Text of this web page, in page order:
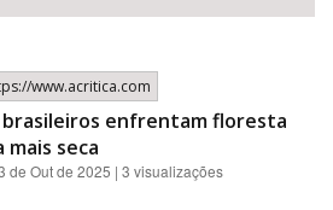
www.acritica.com
brasileiros enfrentam floresta
mais seca
de Out de 2025 | 3 visualizações